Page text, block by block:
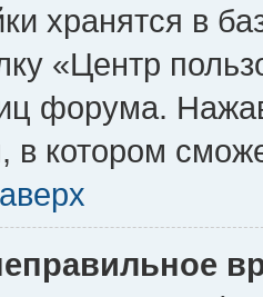
хранятся в
«Центр
форума.
в котором